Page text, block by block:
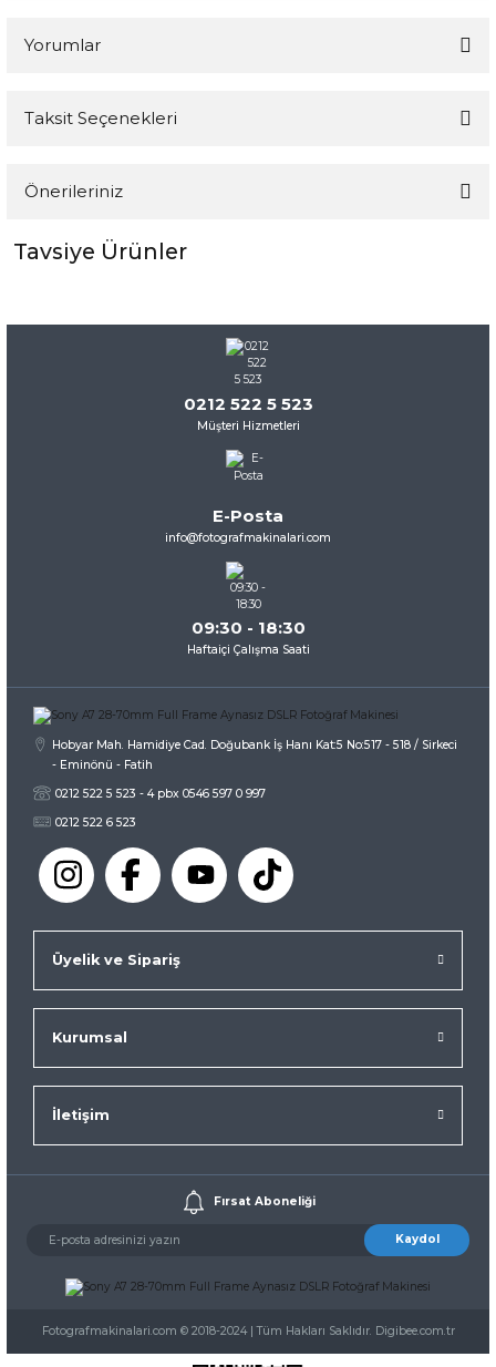
Yorumlar
Taksit Seçenekleri
Önerileriniz
Bu ürünün fiyat bilgisi, resim, ürün açıklamalarında ve diğer
konularda yetersiz gördüğünüz noktaları öneri formunu
Ürün resmi kalitesiz, bozuk veya görüntülenemiyor.
Ürün açıklamasında eksik bilgiler bulunuyor.
Ürün bilgilerinde hatalar bulunuyor.
Ürün fiyatı diğer sitelerden daha pahalı.
Gönder
Tavsiye Ürünler
0212 522 5 523
Müşteri Hizmetleri
E-Posta
info@fotografmakinalari.com
09:30 - 18:30
Haftaiçi Çalışma Saati
Hobyar Mah. Hamidiye Cad. Doğubank İş Hanı Kat:5 No:517 - 518 / Sirkeci
- Eminönü - Fatih
0212 522 5 523 - 4 pbx 0546 597 0 997
0212 522 6 523
Üyelik ve Sipariş
Kurumsal
İletişim
Fırsat Aboneliği
Kaydol
Fotografmakinalari.com © 2018-2024 | Tüm Hakları Saklıdır. Digibee.com.tr